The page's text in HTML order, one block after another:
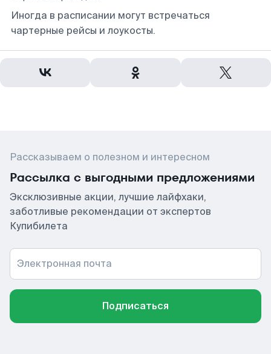
Иногда в расписании могут встречаться
чартерные рейсы и лоукосты.
Рассказываем о полезном и интересном
Рассылка с выгодными предложениями
Эксклюзивные акции, лучшие лайфхаки,
заботливые рекомендации от экспертов
Купибилета
Электронная почта
Подписаться